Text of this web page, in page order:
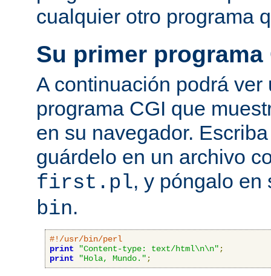
cualquier otro programa
Su primer programa
A continuación podrá ver
programa CGI que
en su navegador.
guárdelo en un archivo
first.pl, y póngalo
bin.
#!/usr/bin/perl
print
"Content-type: text/html\n\n" ;
print
"Hola, Mundo." ;